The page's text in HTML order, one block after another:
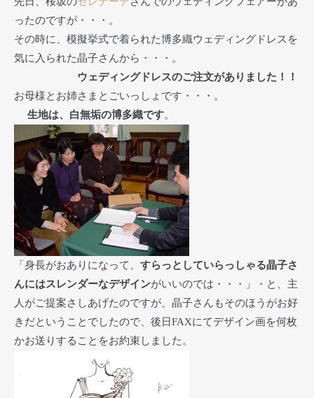
ったのですが・・・。
その時に、模擬挙式で着られた博多織ウェディングドレスを
気に入られた晶子さんから・・・。
ウェディングドレスのご注文がありました！！
お母様とお姉さまとごいっしょです・・・。
生地は、白無垢の博多織です。
「身長がおありになって、 すらっとしていらっしゃる晶子さ
んにはスレンダーなデザインがいいのでは・・・」・と、主
人がご提案さしあげたのですが、晶子さんもそのほうがお好
きだということでしたので、後日FAXにてデザイン画を何枚
かお送りすることをお約束しました。